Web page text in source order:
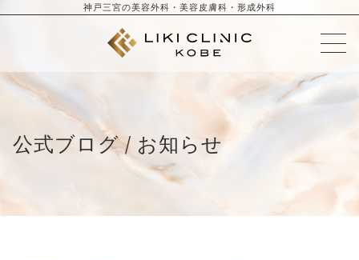
神戸三宮の美容外科・美容皮膚科・形成外科
公式ブログ / お知らせ